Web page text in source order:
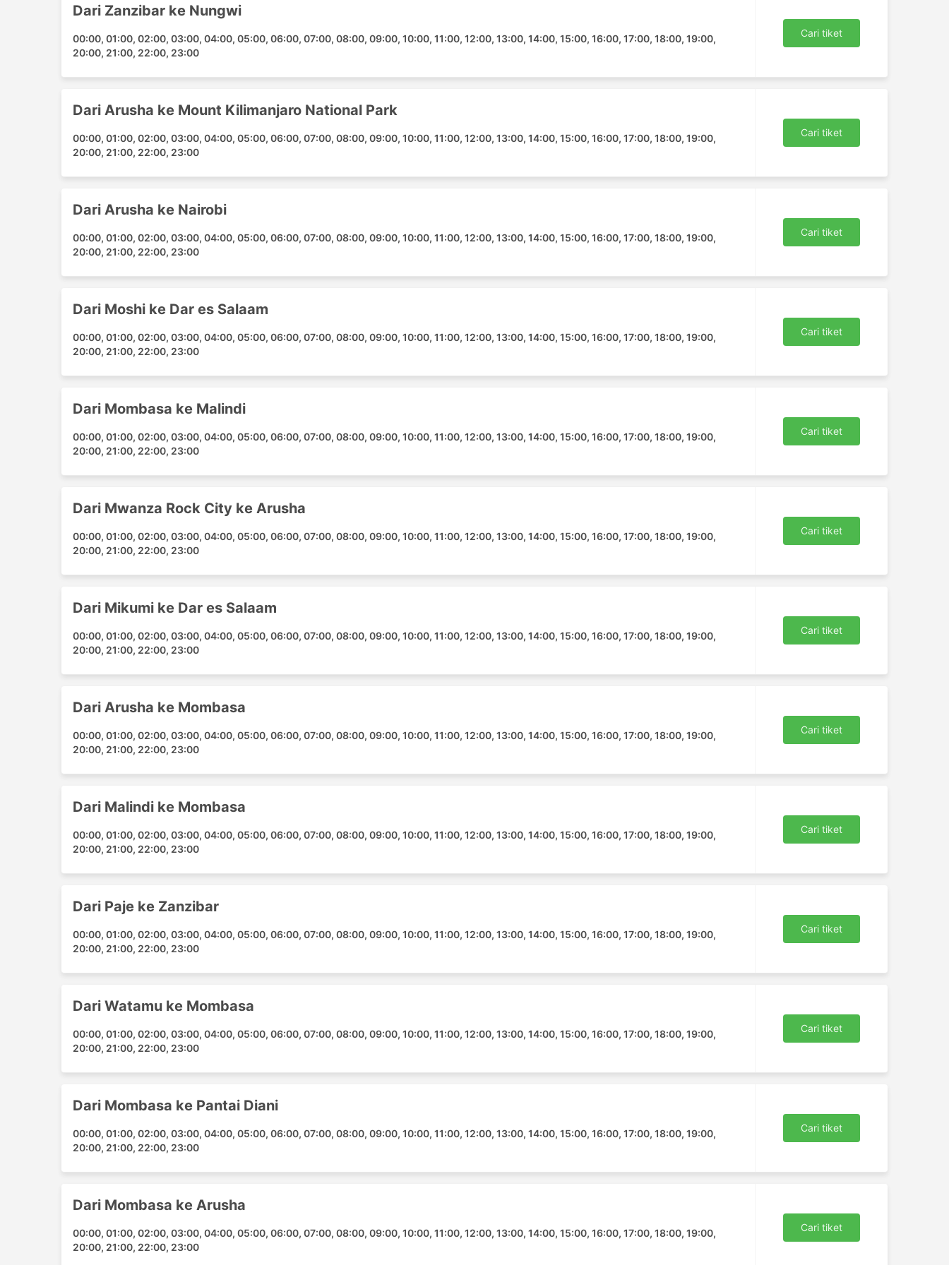
Kilimanjaro Airport
Zanzibar Airport
Nungwi Transfer
Jambiani Transfer
Matemwe Transfer
Arusha Airport
Kama Transfer
Kigamboni Transfer
Kilimanjaro Transfer
Mangapwani Transfer
Mikumi National Park
Morogoro Transfer
Namanga Transfer
Sea Cliff Transfer
Serengeti Transfer
Serengeti National Park
Nairobi Airport
Kilifi Transfer
Diani Beach Shopping Centre
Destinasi Utama Zanzibar Private Tours
Beberapa laluan paling popular untuk peta laluan Zanzibar Private Tours termasuklah tetapi tidak terhad
kepada:
Zanzibar - Nungwi
Mombasa - Arusha
Nungwi - Paje
Moshi - Mwanza Rock City
Zanzibar - Jambiani
Watamu - Mombasa
Moshi - Arusha
Arusha - Mount Kilimanjaro National Park
Arusha - Dar es Salaam
Mikumi - Dar es Salaam
Arusha - Nairobi
Mount Kilimanjaro National Park - Arusha
Moshi - Dar es Salaam
Nairobi - Arusha
Ukunda - Mombasa
Dar es Salaam - Mikumi
Dar es Salaam - Arusha
Mwanza Rock City - Moshi
Mwanza Rock City - Arusha
Dari Zanzibar ke Nungwi
00:00, 01:00, 02:00, 03:00, 04:00, 05:00, 06:00, 07:00, 08:00, 09:00, 10:00, 11:00, 12:00, 13:00, 14:00, 15:00, 16:00, 17:00, 18:00, 19:00,
20:00, 21:00, 22:00, 23:00
Cari tiket
Dari Arusha ke Mount Kilimanjaro National Park
00:00, 01:00, 02:00, 03:00, 04:00, 05:00, 06:00, 07:00, 08:00, 09:00, 10:00, 11:00, 12:00, 13:00, 14:00, 15:00, 16:00, 17:00, 18:00, 19:00,
20:00, 21:00, 22:00, 23:00
Cari tiket
Dari Arusha ke Nairobi
00:00, 01:00, 02:00, 03:00, 04:00, 05:00, 06:00, 07:00, 08:00, 09:00, 10:00, 11:00, 12:00, 13:00, 14:00, 15:00, 16:00, 17:00, 18:00, 19:00,
20:00, 21:00, 22:00, 23:00
Cari tiket
Dari Moshi ke Dar es Salaam
00:00, 01:00, 02:00, 03:00, 04:00, 05:00, 06:00, 07:00, 08:00, 09:00, 10:00, 11:00, 12:00, 13:00, 14:00, 15:00, 16:00, 17:00, 18:00, 19:00,
20:00, 21:00, 22:00, 23:00
Cari tiket
Dari Mombasa ke Malindi
00:00, 01:00, 02:00, 03:00, 04:00, 05:00, 06:00, 07:00, 08:00, 09:00, 10:00, 11:00, 12:00, 13:00, 14:00, 15:00, 16:00, 17:00, 18:00, 19:00,
20:00, 21:00, 22:00, 23:00
Cari tiket
Dari Mwanza Rock City ke Arusha
00:00, 01:00, 02:00, 03:00, 04:00, 05:00, 06:00, 07:00, 08:00, 09:00, 10:00, 11:00, 12:00, 13:00, 14:00, 15:00, 16:00, 17:00, 18:00, 19:00,
20:00, 21:00, 22:00, 23:00
Cari tiket
Dari Mikumi ke Dar es Salaam
00:00, 01:00, 02:00, 03:00, 04:00, 05:00, 06:00, 07:00, 08:00, 09:00, 10:00, 11:00, 12:00, 13:00, 14:00, 15:00, 16:00, 17:00, 18:00, 19:00,
20:00, 21:00, 22:00, 23:00
Cari tiket
Dari Arusha ke Mombasa
00:00, 01:00, 02:00, 03:00, 04:00, 05:00, 06:00, 07:00, 08:00, 09:00, 10:00, 11:00, 12:00, 13:00, 14:00, 15:00, 16:00, 17:00, 18:00, 19:00,
20:00, 21:00, 22:00, 23:00
Cari tiket
Dari Malindi ke Mombasa
00:00, 01:00, 02:00, 03:00, 04:00, 05:00, 06:00, 07:00, 08:00, 09:00, 10:00, 11:00, 12:00, 13:00, 14:00, 15:00, 16:00, 17:00, 18:00, 19:00,
20:00, 21:00, 22:00, 23:00
Cari tiket
Dari Paje ke Zanzibar
00:00, 01:00, 02:00, 03:00, 04:00, 05:00, 06:00, 07:00, 08:00, 09:00, 10:00, 11:00, 12:00, 13:00, 14:00, 15:00, 16:00, 17:00, 18:00, 19:00,
20:00, 21:00, 22:00, 23:00
Cari tiket
Dari Watamu ke Mombasa
00:00, 01:00, 02:00, 03:00, 04:00, 05:00, 06:00, 07:00, 08:00, 09:00, 10:00, 11:00, 12:00, 13:00, 14:00, 15:00, 16:00, 17:00, 18:00, 19:00,
20:00, 21:00, 22:00, 23:00
Cari tiket
Dari Mombasa ke Pantai Diani
00:00, 01:00, 02:00, 03:00, 04:00, 05:00, 06:00, 07:00, 08:00, 09:00, 10:00, 11:00, 12:00, 13:00, 14:00, 15:00, 16:00, 17:00, 18:00, 19:00,
20:00, 21:00, 22:00, 23:00
Cari tiket
Dari Mombasa ke Arusha
00:00, 01:00, 02:00, 03:00, 04:00, 05:00, 06:00, 07:00, 08:00, 09:00, 10:00, 11:00, 12:00, 13:00, 14:00, 15:00, 16:00, 17:00, 18:00, 19:00,
20:00, 21:00, 22:00, 23:00
Cari tiket